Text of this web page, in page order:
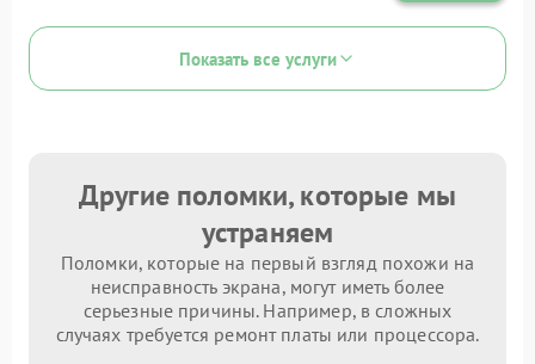
Показать все услуги
Другие поломки, которые мы
устраняем
Поломки, которые на первый взгляд похожи на
неисправность экрана, могут иметь более
серьезные причины. Например, в сложных
случаях требуется ремонт платы или процессора.